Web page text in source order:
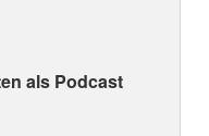
als Podcast